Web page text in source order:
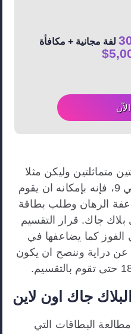
لفة مجانية + مكافأة
متماثلتين وليكن مثلا
ملكتين او بطاقتي 8 او بطاقتي 9، فإنه بإمكانه ان يقوم
الرهان وطلب بطاقة
جاك. قرار التقسيم
كما يضاعفها في
عن دراية وننصح ان يكون
جاك اون لاين
البطاقات التي